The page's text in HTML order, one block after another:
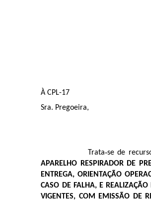
À CPL-17
Sra. Pregoeira,
Trata‑se de
APARELHO RESPIRADOR DE
ENTREGA, ORIENTAÇÃO
CASO DE FALHA, E
VIGENTES, COM EMISSÃO DE